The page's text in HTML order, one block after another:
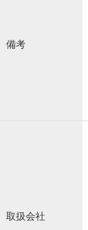
備考
取扱会社